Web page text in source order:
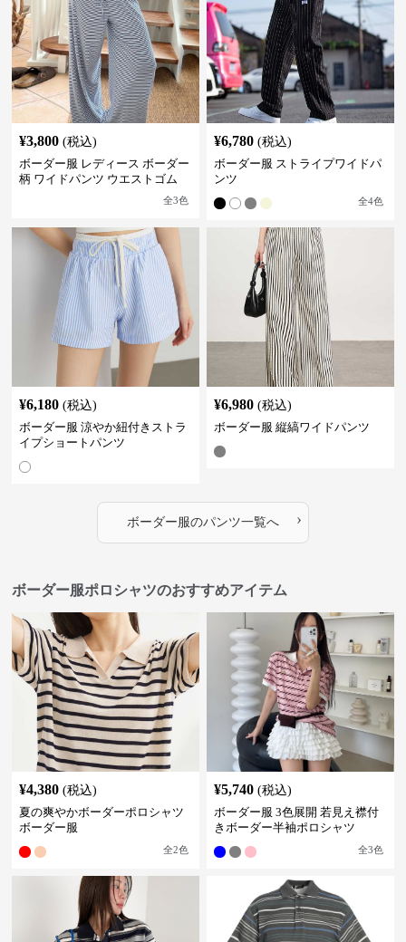
¥3,800 (税込)
ボーダー服 レディース ボーダー
柄 ワイドパンツ ウエストゴム
全3色
¥6,780 (税込)
ボーダー服 ストライプワイドパ
ンツ
全4色
¥6,180 (税込)
ボーダー服 涼やか紐付きストラ
イプショートパンツ
¥6,980 (税込)
ボーダー服 縦縞ワイドパンツ
ボーダー服のパンツ一覧へ ›
ボーダー服ポロシャツのおすすめアイテム
¥4,380 (税込)
夏の爽やかボーダーポロシャツ
ボーダー服
全2色
¥5,740 (税込)
ボーダー服 3色展開 若見え襟付
きボーダー半袖ポロシャツ
全3色